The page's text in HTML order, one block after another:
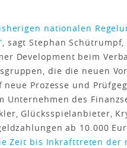
nationalen
, sagt Stephan Schüt­rumpf,
Development beim
die die neuen
neue Prozesse und
des
Glücksspielanbieter,
ab 10.000
Zeit bis Inkrafttreten der